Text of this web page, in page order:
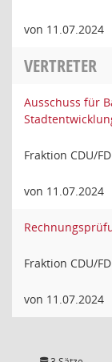
von 11.07.2024
VERTRETER
Ausschuss für
Fraktion CDU/
von 11.07.2024
Fraktion CDU/
von 11.07.2024